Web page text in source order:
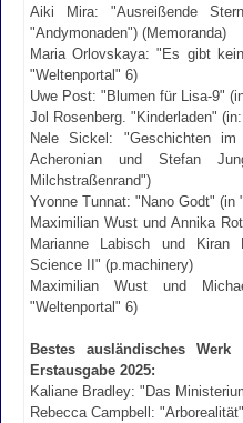
Aiki Mira: "Ausreißende
"Andymonaden") (Memoranda)
Maria Orlovskaya: "Es gibt
"Weltenportal" 6)
Uwe Post: "Blumen für Lisa-9"
Jol Rosenberg. "Kinderladen"
Nele Sickel: "Geschichten
Acheronian und Stefan
Milchstraßenrand")
Yvonne Tunnat: "Nano Godt" (in
Maximilian Wust und Annika
Marianne Labisch und Kiran
Science II" (p.machinery)
Maximilian Wust und
"Weltenportal" 6)
Bestes ausländisches
Erstausgabe 2025:
Kaliane Bradley: "Das
Rebecca Campbell: